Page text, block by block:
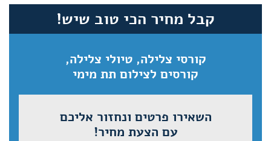
קבל מחיר הכי טוב שיש!
קורסי צלילה, טיולי צלילה,
קורסים לצילום תת מימי
השאירו פרטים ונחזור אליכם
עם הצעת מחיר!